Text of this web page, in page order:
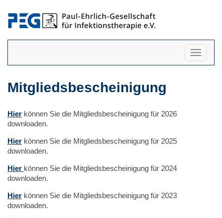
anzeigen
Mitgliedsbescheinigung
Hier können Sie die Mitgliedsbescheinigung für 2026
downloaden.
Hier können Sie die Mitgliedsbescheinigung für 2025
downloaden.
Hier können Sie die Mitgliedsbescheinigung für 2024
downloaden.
Hier können Sie die Mitgliedsbescheinigung für 2023
downloaden.